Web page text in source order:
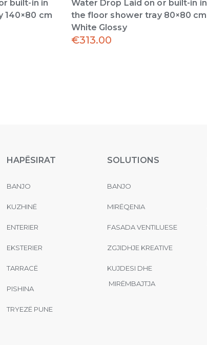
built-in in
140×80 cm
Water Drop Laid on or built-in in
the floor shower tray 80×80 cm
White Glossy
€313.00
HAPËSIRAT
BANJO
KUZHINË
ENTERIER
EKSTERIER
TARRACË
PISHINA
TRYEZË PUNE
SOLUTIONS
BANJO
MIRËQENIA
FASADA VENTILUESE
ZGJIDHJE KREATIVE
KUJDESI DHE
MIRËMBAJTJA